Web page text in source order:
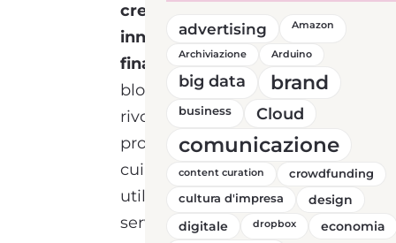
creazione di modelli
innovativi di fruizione e
finanziamento.La
blockchain ha il potere di
rivoluzionare
profondamente il modo in
cui creiamo, gestiamo e
utilizziamo prodotti e
servizi.
advertising Amazon
Archiviazione Arduino
big data brand
business Cloud
comunicazione
content curation
crowdfunding
cultura d'impresa
design
digitale
dropbox economia